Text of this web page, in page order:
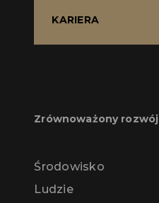
KARIERA
Zrównoważony rozwój
Środowisko
Ludzie